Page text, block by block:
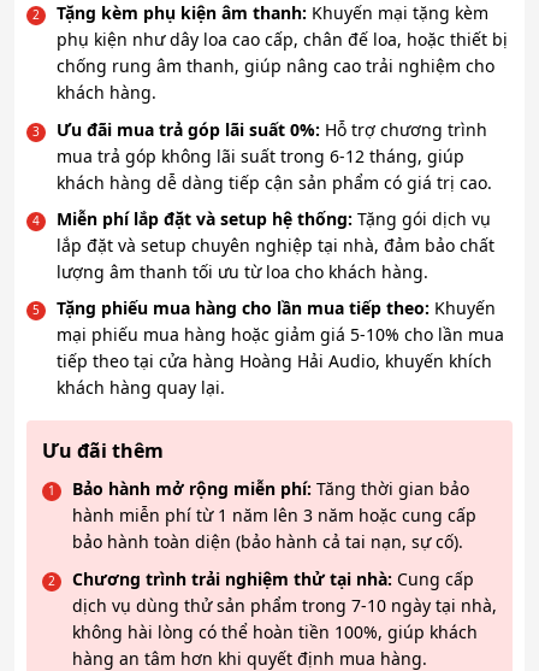
Tặng kèm phụ kiện âm thanh: Khuyến mại tặng kèm
phụ kiện như dây loa cao cấp, chân đế loa, hoặc thiết bị
chống rung âm thanh, giúp nâng cao trải nghiệm cho
khách hàng.
Ưu đãi mua trả góp lãi suất 0%: Hỗ trợ chương trình
mua trả góp không lãi suất trong 6-12 tháng, giúp
khách hàng dễ dàng tiếp cận sản phẩm có giá trị cao.
Miễn phí lắp đặt và setup hệ thống: Tặng gói dịch vụ
lắp đặt và setup chuyên nghiệp tại nhà, đảm bảo chất
lượng âm thanh tối ưu từ loa cho khách hàng.
Tặng phiếu mua hàng cho lần mua tiếp theo: Khuyến
mại phiếu mua hàng hoặc giảm giá 5-10% cho lần mua
tiếp theo tại cửa hàng Hoàng Hải Audio, khuyến khích
khách hàng quay lại.
Ưu đãi thêm
Bảo hành mở rộng miễn phí: Tăng thời gian bảo
hành miễn phí từ 1 năm lên 3 năm hoặc cung cấp
bảo hành toàn diện (bảo hành cả tai nạn, sự cố).
Chương trình trải nghiệm thử tại nhà: Cung cấp
dịch vụ dùng thử sản phẩm trong 7-10 ngày tại nhà,
không hài lòng có thể hoàn tiền 100%, giúp khách
hàng an tâm hơn khi quyết định mua hàng.